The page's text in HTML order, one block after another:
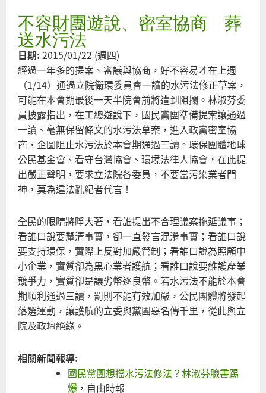
不容財團遊說、密室協商 葬
送水污法
日期: 2015/01/22 (週四)
經過一年多的提案、審議與協商，好不容易才在上週
（1/14）通過立院衛環委員會一讀的水污法修正草案，
可能在本會期最後一天半院會前將遭到阻攔。林淑芬委
員披露指出，在工總遊說下，國民黨團準備提案讓通過
一讀、毫無保留條文的水污法草案，進入政黨密室協
商，企圖阻止水污法於本會期通過三讀。環保團體地球
公民基金會、看守台灣協會、環境法律人協會，在此提
出嚴正聲明，要求立法院各委員，不要當污染業者門
神，莫為違法亂紀者代言！
全民的眼睛將睜大著，看誰提出不合理議案拖延議事；
看誰口說要釐清事實，卻一直發言混淆事實；看誰口說
要支持環保，實際上反對加嚴管制；看誰口說為照顧中
小企業，實質卻為黑心業者護航；看誰口說要維護產業
競爭力，實質卻是讓劣幣逐良幣。若水污法不能於本會
期順利通過三讀，罰則不能有效加嚴，公民團體將發起
落選運動，讓護航的立委與黨團惡名傳千里，從此與立
院及政壇絕緣。
相關新聞報導:
國民黨團想擋水污法修法？林淑芬臉書踢
爆 ，自由時報